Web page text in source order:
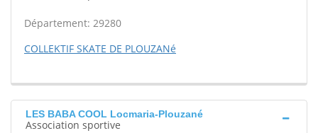
Département: 29280
COLLEKTIF SKATE DE PLOUZANé
LES BABA COOL Locmaria-Plouzané
Association sportive